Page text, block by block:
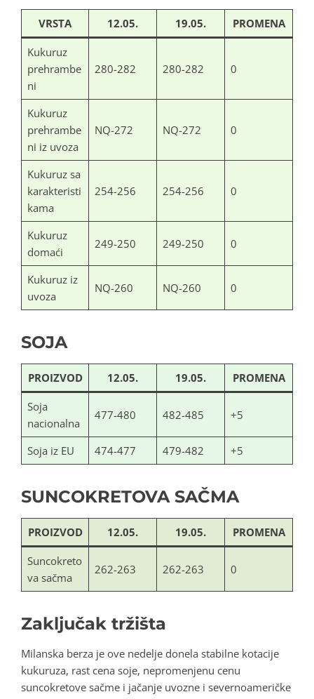
VRSTA 12.05. 19.05. PROMENA
Kukuruz
prehrambe
ni
280-282 280-282 0
Kukuruz
prehrambe
ni iz uvoza
NQ-272 NQ-272 0
Kukuruz sa
karakteristi
kama
254-256 254-256 0
Kukuruz
domaći
249-250 249-250 0
Kukuruz iz
uvoza
NQ-260 NQ-260 0
SOJA
PROIZVOD 12.05. 19.05. PROMENA
Soja
nacionalna
477-480 482-485 +5
Soja iz EU 474-477 479-482 +5
SUNCOKRETOVA SAČMA
PROIZVOD 12.05. 19.05. PROMENA
Suncokreto
va sačma
262-263 262-263 0
Zaključak tržišta
Milanska berza je ove nedelje donela stabilne kotacije
kukuruza, rast cena soje, nepromenjenu cenu
suncokretove sačme i jačanje uvozne i severnoameričke